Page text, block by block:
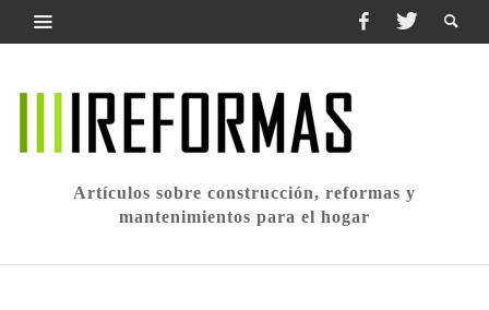
Artículos sobre construcción, reformas y
mantenimientos para el hogar